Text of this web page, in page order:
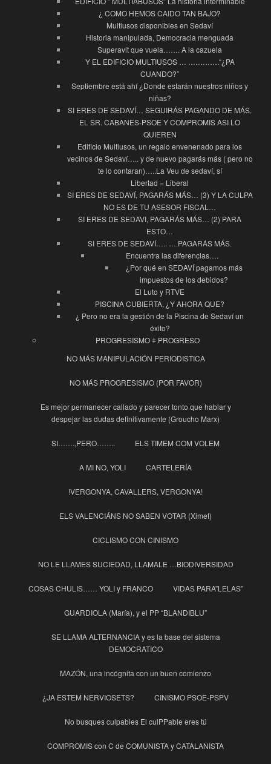
¿ COMO HEMOS CAIDO TAN BAJO?
Multiusos disponibles en Sedaví
Historia manipulada, Democracia menguada
Superavit que vuela……. A la cazuela
Y EL EDIFICIO MULTIUSOS … ………….“¿PA
CUANDO?”
Septiembre está ahí ¿Donde estarán nuestros niños y
niñas?
SI ERES DE SEDAVÍ… SEGUIRÁS PAGANDO DE MÁS.
EL SR. CABANES-PSOE Y COMPROMIS ASI LO
QUIEREN
Edificio Multiusos, un regalo envenenado para los
vecinos de Sedaví….. y de nuevo pagarás más ( pero no
te lo contaran)…..La Veu de sedaví, sí
Libertad = Liberal
SI ERES DE SEDAVÍ, PAGARÁS MÁS… (3) Y LA CULPA
NO ES DE TU ASESOR FISCAL…
SI ERES DE SEDAVI, PAGARÁS MÁS… (2) PARA
ESTO…
SI ERES DE SEDAVÍ….. ….PAGARÁS MÁS.
Encuentra las diferencias….
¿Por qué en SEDAVÍ pagamos más
impuestos de los debidos?
El Luto y RTVE
PISCINA CUBIERTA, ¿Y AHORA QUE?
¿ Pero no era la gestión de la Piscina de Sedaví un
éxito?
PROGRESISMO ǂ PROGRESO
NO MÁS MANIPULACIÓN PERIODISTICA
NO MÁS PROGRESISMO (POR FAVOR)
Es mejor permanecer callado y parecer tonto que hablar y
despejar las dudas definitivamente (Groucho Marx)
SI…….,PERO…….. ELS TIMEM COM VOLEM
A MI NO, YOLI CARTELERÍA
!VERGONYA, CAVALLERS, VERGONYA!
ELS VALENCIÁNS NO SABEN VOTAR (Ximet)
CICLISMO CON CINISMO
NO LE LLAMES SUCIEDAD, LLAMALE …BIODIVERSIDAD
COSAS CHULIS…… YOLI y FRANCO VIDAS PARA”LELAS”
GUARDIOLA (María), y el PP “BLANDIBLU”
SE LLAMA ALTERNANCIA y es la base del sistema
DEMOCRATICO
MAZÓN, una incógnita con un buen comienzo
¿JA ESTEM NERVIOSETS? CINISMO PSOE-PSPV
No busques culpables El culPPable eres tú
COMPROMIS con C de COMUNISTA y CATALANISTA